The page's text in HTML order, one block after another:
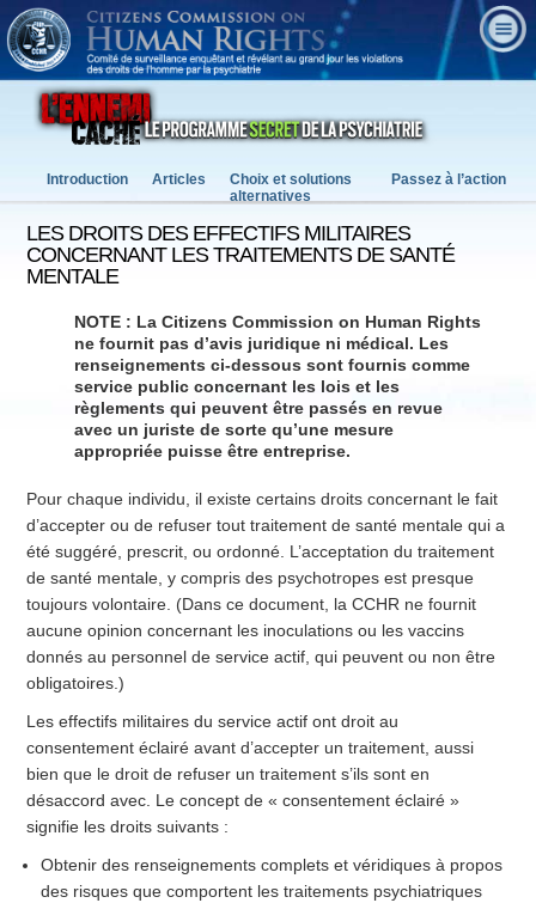
Passez à l’action
Choix et solutions
alternatives
Articles
Introduction
LES DROITS DES EFFECTIFS MILITAIRES
CONCERNANT LES TRAITEMENTS DE SANTÉ
MENTALE
NOTE : La Citizens Commission on Human Rights
ne fournit pas d’avis juridique ni médical. Les
renseignements ci-dessous sont fournis comme
service public concernant les lois et les
règlements qui peuvent être passés en revue
avec un juriste de sorte qu’une mesure
appropriée puisse être entreprise.
Pour chaque individu, il existe certains droits concernant le fait
d’accepter ou de refuser tout traitement de santé mentale qui a
été suggéré, prescrit, ou ordonné. L’acceptation du traitement
de santé mentale, y compris des psychotropes est presque
toujours volontaire. (Dans ce document, la CCHR ne fournit
aucune opinion concernant les inoculations ou les vaccins
donnés au personnel de service actif, qui peuvent ou non être
obligatoires.)
Les effectifs militaires du service actif ont droit au
consentement éclairé avant d’accepter un traitement, aussi
bien que le droit de refuser un traitement s’ils sont en
désaccord avec. Le concept de « consentement éclairé »
signifie les droits suivants :
Obtenir des renseignements complets et véridiques à propos
des risques que comportent les traitements psychiatriques